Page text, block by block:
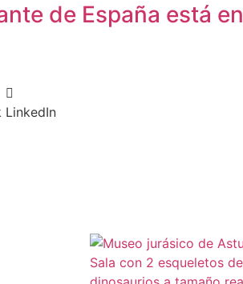
de España está en
LinkedIn